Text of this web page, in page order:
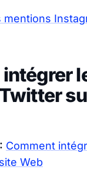
mentions
Comment
Web